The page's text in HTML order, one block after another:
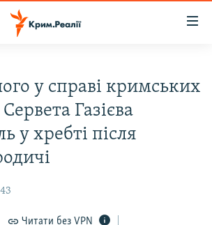
у справі кримських
Газієва
у хребті після
Читати без VPN